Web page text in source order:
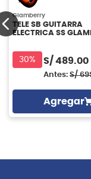
Glamberry
TELE SB GUITARRA
ELECTRICA SS
30% S/489.00
Antes: S/
Agregar